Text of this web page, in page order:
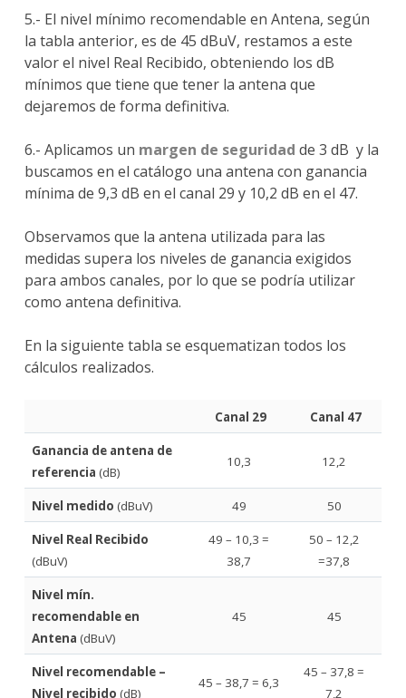
5.- El nivel mínimo recomendable en Antena, según
la tabla anterior, es de 45 dBuV, restamos a este
valor el nivel Real Recibido, obteniendo los dB
mínimos que tiene que tener la antena que
dejaremos de forma definitiva.
6.- Aplicamos un margen de seguridad de 3 dB y la
buscamos en el catálogo una antena con ganancia
mínima de 9,3 dB en el canal 29 y 10,2 dB en el 47.
Observamos que la antena utilizada para las
medidas supera los niveles de ganancia exigidos
para ambos canales, por lo que se podría utilizar
como antena definitiva.
En la siguiente tabla se esquematizan todos los
cálculos realizados.
Canal 29 Canal 47
Ganancia de antena de
referencia (dB)
10,3 12,2
Nivel medido (dBuV) 49 50
Nivel Real Recibido
(dBuV)
49 – 10,3 =
38,7
50 – 12,2
=37,8
Nivel mín.
recomendable en
Antena (dBuV)
45 45
Nivel recomendable –
Nivel recibido (dB)
45 – 38,7 = 6,3
45 – 37,8 =
7,2